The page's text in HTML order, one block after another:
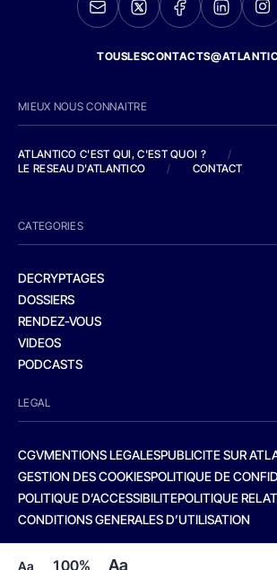
Aa 100% Aa
MIEUX NOUS CONNAITRE
ATLANTICO C'EST QUI, C'EST QUOI ?
/
LE RESEAU D'ATLANTICO
/ CONTACT
CATEGORIES
DECRYPTAGES
DOSSIERS
RENDEZ-VOUS
VIDEOS
PODCASTS
LEGAL
CGVMENTIONS LEGALESPUBLICITE SUR
GESTION DES COOKIESPOLITIQUE DE
POLITIQUE D’ACCESSIBILITEPOLITIQUE
CONDITIONS GENERALES D’UTILISATION